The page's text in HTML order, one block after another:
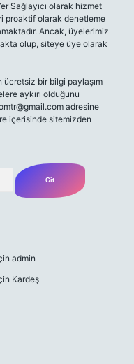
Sağlayıcı olarak hizmet
proaktif olarak denetleme
Ancak, üyelerimiz
olup, siteye üye olarak
ücretsiz bir bilgi paylaşım
aykırı olduğunu
adresine
içerisinde sitemizden
admin
Kardeş